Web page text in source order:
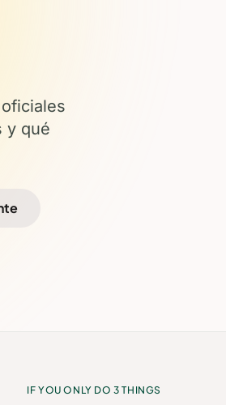
y qué
IF YOU ONLY DO 3 THINGS